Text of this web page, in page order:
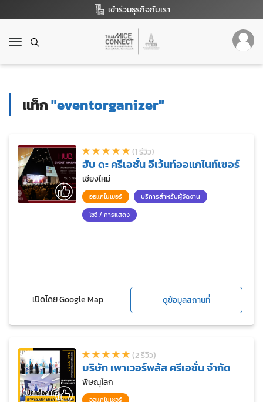
เข้าร่วมธุรกิจกับเรา
T
g
v
g
a
แท็ก"eventorganizer"
(1 รีวิว)
ฮับ ดะ ครีเอชั่น อีเว้นท์ออแกไนท์เซอร์
เชียงใหม่
ออแกไนเซอร์
บริการสำหรับผู้จัดงาน
โชว์ / การแสดง
เปิดโดย Google Map ดูข้อมูลสถานที่
(2 รีวิว)
บริษัท เพาเวอร์พลัส ครีเอชั่น จำกัด
พิษณุโลก
ออแกไนเซอร์